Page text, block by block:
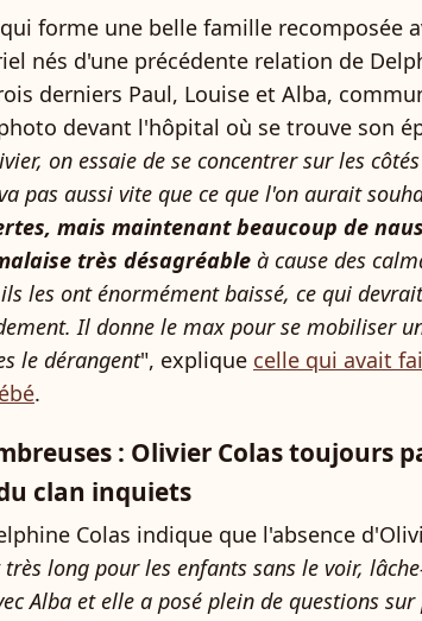
forme une belle famille recomposée
nés d'une précédente relation de
derniers Paul, Louise et Alba,
devant l'hôpital où se trouve son
on essaie de se concentrer sur les
pas aussi vite que ce que l'on aurait
mais maintenant beaucoup de
très désagréable à cause des
les ont énormément baissé, ce qui
Il donne le max pour se mobiliser
le dérangent", explique celle qui avait
.
: Olivier Colas toujours
clan inquiets
Colas indique que l'absence
très long pour les enfants sans le voir,
Alba et elle a posé plein de questions